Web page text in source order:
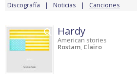
Discografía Noticias Canciones
Hardy
American stories
Rostam, Clairo